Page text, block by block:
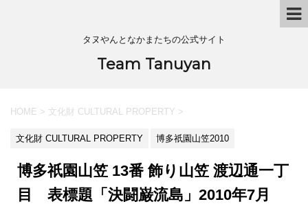
タヌやんとなかまたちの公式サイト
Team Tanuyan
HOME > 文化財 CULTURAL PROPERTY >
文化財 CULTURAL PROPERTY 博多祇園山笠2010
博多祇園山笠 13番 飾り山笠 渡辺通一丁
目 表標題「決闘巌流島」2010年7月